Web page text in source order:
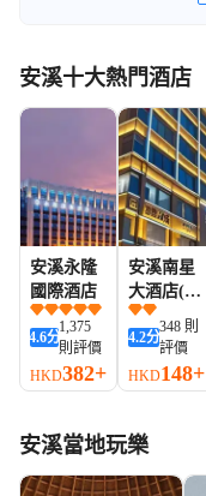
安溪十大熱門酒店
安溪永隆
國際酒店
4.6分
1,375
則評價
HKD382+
安溪南星
大酒店(縣
政府店)
4.2分
348 則
評價
HKD148+
安溪當地玩樂